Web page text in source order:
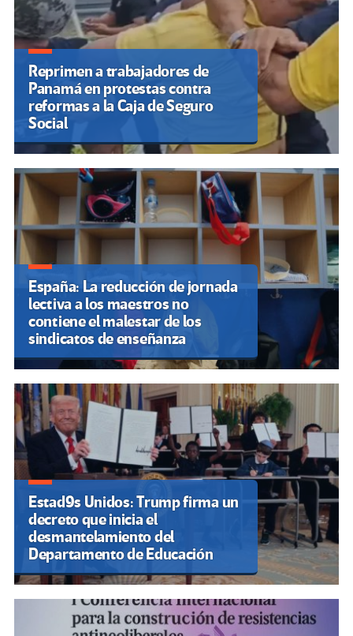
Reprimen a trabajadores de
Panamá en protestas contra
reformas a la Caja de Seguro
Social
España: La reducción de jornada
lectiva a los maestros no
contiene el malestar de los
sindicatos de enseñanza
Estad9s Unidos: Trump firma un
decreto que inicia el
desmantelamiento del
Departamento de Educación